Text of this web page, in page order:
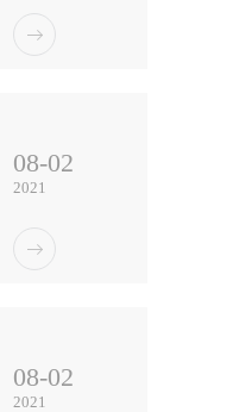
08-02
2021
08-02
2021